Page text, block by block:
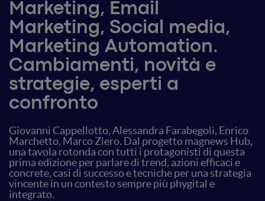
Marketing, Email
Marketing, Social media,
Marketing Automation.
Cambiamenti, novità e
strategie, esperti a
confronto
Giovanni Cappellotto, Alessandra Farabegoli, Enrico
Marchetto, Marco Ziero. Dal progetto magnews Hub,
una tavola rotonda con tutti i protagonisti di questa
prima edizione per parlare di trend, azioni efficaci e
concrete, casi di successo e tecniche per una strategia
vincente in un contesto sempre più phygital e
integrato.